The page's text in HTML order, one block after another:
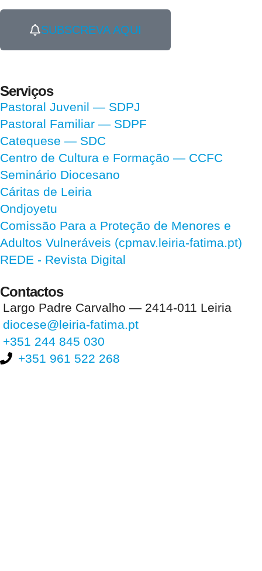
SUBSCREVA AQUI
Serviços
Pastoral Juvenil — SDPJ
Pastoral Familiar — SDPF
Catequese — SDC
Centro de Cultura e Formação — CCFC
Seminário Diocesano
Cáritas de Leiria
Ondjoyetu
Comissão Para a Proteção de Menores e
Adultos Vulneráveis (cpmav.leiria-fatima.pt)
REDE - Revista Digital
Contactos
Largo Padre Carvalho — 2414-011 Leiria
diocese@leiria-fatima.pt
+351 244 845 030
+351 961 522 268